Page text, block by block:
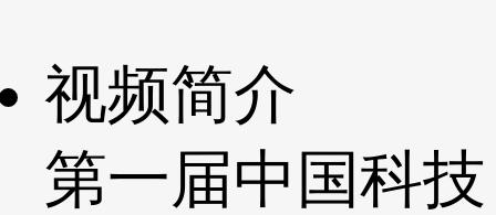
视频简介
第一届中国科技